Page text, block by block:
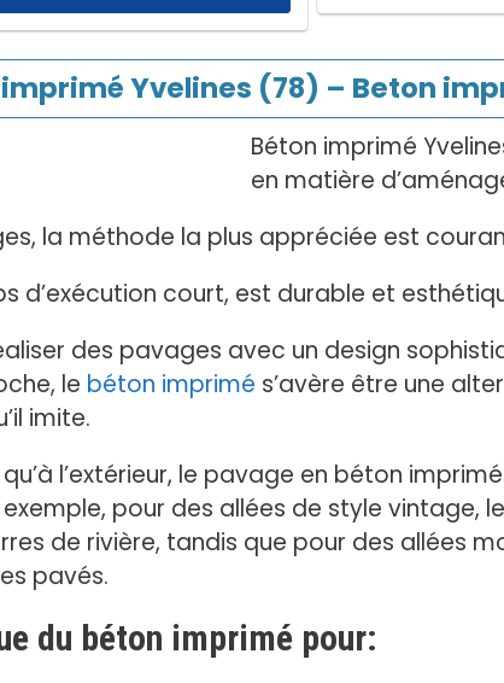
Yvelines (78) – Beton
Béton imprimé
en matière
la méthode la plus appréciée est
d’exécution court, est durable et
des pavages avec un design
le béton imprimé s’avère être une
imite.
qu’à l’extérieur, le pavage en béton
pour des allées de style vintage,
de rivière, tandis que pour des allées
pavés.
du béton imprimé pour: